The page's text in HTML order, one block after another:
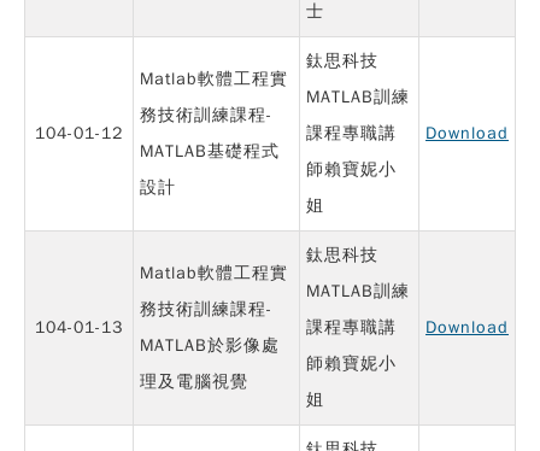
士
104-01-12
Matlab軟體工程實
務技術訓練課程-
MATLAB基礎程式
設計
鈦思科技
MATLAB訓練
課程專職講
師賴寶妮小
姐
Download
104-01-13
Matlab軟體工程實
務技術訓練課程-
MATLAB於影像處
理及電腦視覺
鈦思科技
MATLAB訓練
課程專職講
師賴寶妮小
姐
Download